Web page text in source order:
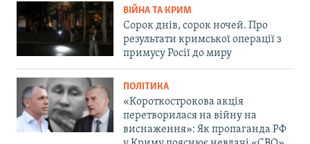
ВІЙНА ТА КРИМ
Сорок днів, сорок ночей. Про
результати кримської операції з
примусу Росії до миру
ПОЛІТИКА
«Короткострокова акція
перетворилася на війну на
виснаження»: Як пропаганда РФ